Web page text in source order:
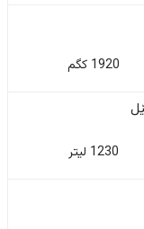
1920 کگم
1230 لیتر